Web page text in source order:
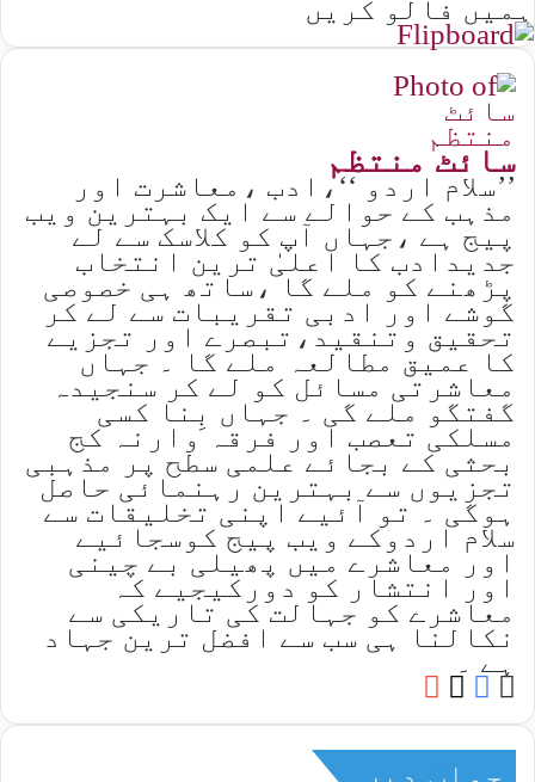
ہمیں فالو کریں
سائٹ منتظم
’’سلام اردو ‘‘،ادب ،معاشرت اور
مذہب کے حوالے سے ایک بہترین ویب
پیج ہے ،جہاں آپ کو کلاسک سے لے
جدیدادب کا اعلیٰ ترین انتخاب
پڑھنے کو ملے گا ،ساتھ ہی خصوصی
گوشے اور ادبی تقریبات سے لے کر
تحقیق وتنقید،تبصرے اور تجزیے
کا عمیق مطالعہ ملے گا ۔ جہاں
معاشرتی مسائل کو لے کر سنجیدہ
گفتگو ملے گی ۔ جہاں بِنا کسی
مسلکی تعصب اور فرقہ وارنہ کج
بحثی کے بجائے علمی سطح پر مذہبی
تجزیوں سے بہترین رہنمائی حاصل
ہوگی ۔ تو آئیے اپنی تخلیقات سے
سلام اردوکے ویب پیج کوسجائیے
اور معاشرے میں پھیلی بے چینی
اور انتشار کو دورکیجیے کہ
معاشرے کو جہالت کی تاریکی سے
نکالنا ہی سب سے افضل ترین جہاد
ہے ۔
Website
Facebook
X